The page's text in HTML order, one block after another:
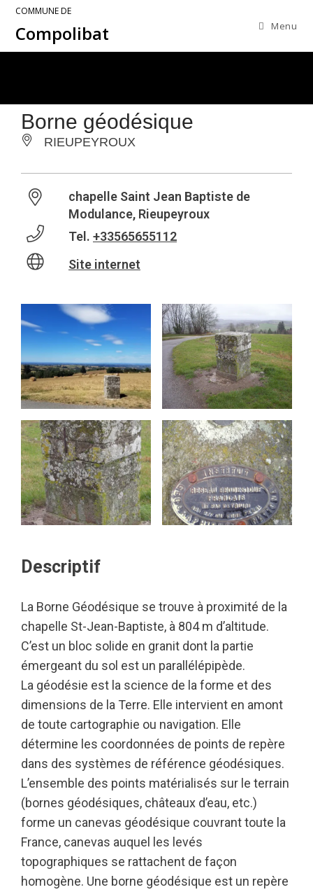
COMMUNE DE
Compolibat Menu
Borne géodésique
RIEUPEYROUX
chapelle Saint Jean Baptiste de
Modulance, Rieupeyroux
Tel. +33565655112
Site internet
Descriptif
La Borne Géodésique se trouve à proximité de la
chapelle St-Jean-Baptiste, à 804 m d’altitude.
C’est un bloc solide en granit dont la partie
émergeant du sol est un parallélépipède.
La géodésie est la science de la forme et des
dimensions de la Terre. Elle intervient en amont
de toute cartographie ou navigation. Elle
détermine les coordonnées de points de repère
dans des systèmes de référence géodésiques.
L’ensemble des points matérialisés sur le terrain
(bornes géodésiques, châteaux d’eau, etc.)
forme un canevas géodésique couvrant toute la
France, canevas auquel les levés
topographiques se rattachent de façon
homogène. Une borne géodésique est un repère